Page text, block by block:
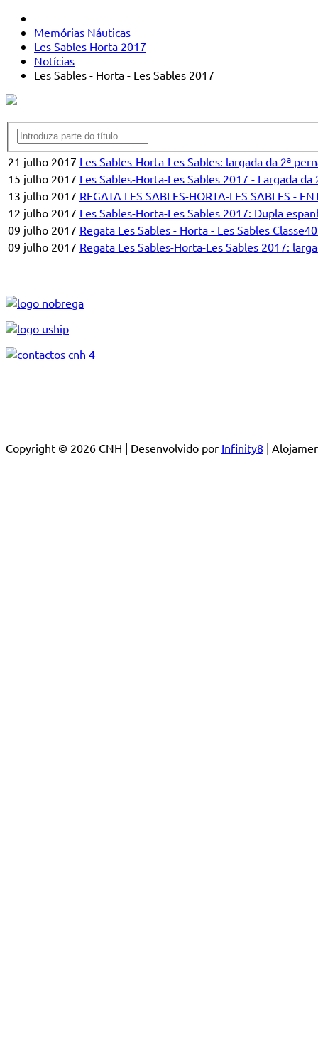
Memórias Náuticas
Les Sables Horta 2017
Notícias
Les Sables - Horta - Les Sables 2017
21 julho 2017 Les Sables-Horta-Les Sables: largada da 2ª
15 julho 2017 Les Sables-Horta-Les Sables 2017 - Largada da
13 julho 2017 REGATA LES SABLES-HORTA-LES SABLES -
12 julho 2017 Les Sables-Horta-Les Sables 2017: Dupla
09 julho 2017 Regata Les Sables - Horta - Les Sables
09 julho 2017 Regata Les Sables-Horta-Les Sables 2017:
Copyright © 2026 CNH | Desenvolvido por Infinity8 |